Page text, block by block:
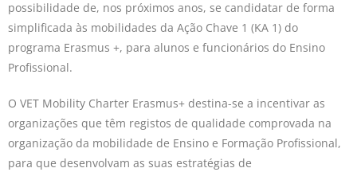
possibilidade de, nos próximos anos, se candidatar de forma
simplificada às mobilidades da Ação Chave 1 (KA 1) do
programa Erasmus +, para alunos e funcionários do Ensino
Profissional.
O VET Mobility Charter Erasmus+ destina-se a incentivar as
organizações que têm registos de qualidade comprovada na
organização da mobilidade de Ensino e Formação Profissional,
para que desenvolvam as suas estratégias de